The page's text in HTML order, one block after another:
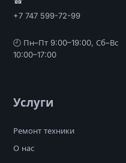
+7 747 599-72-99
🕘 Пн–Пт 9:00–19:00, Сб–Вс
10:00–17:00
Услуги
Ремонт техники
О нас